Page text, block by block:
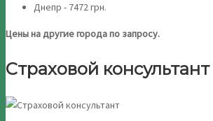
Днепр - 7472 грн.
Цены на другие города по запросу.
Страховой